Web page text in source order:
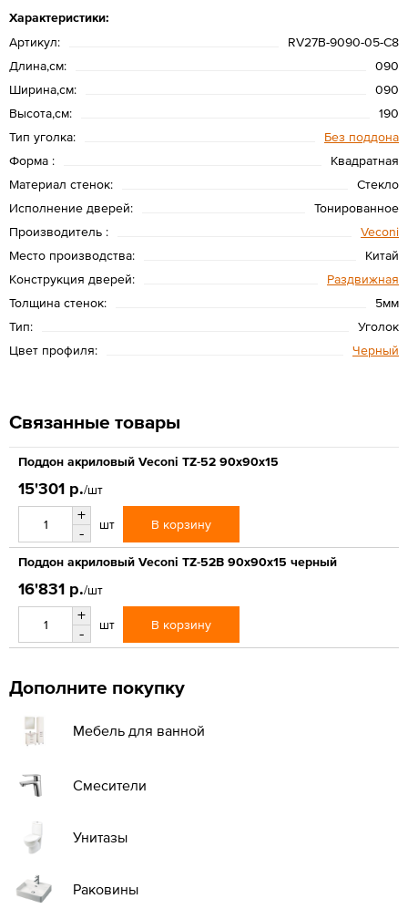
Характеристики:
Артикул:
RV27B-9090-05-C8
Длина,см:
090
Ширина,см:
090
Высота,см:
190
Тип уголка:
Без поддона
Форма :
Квадратная
Материал стенок:
Стекло
Исполнение дверей:
Тонированное
Производитель :
Veconi
Место производства:
Китай
Конструкция дверей:
Раздвижная
Толщина стенок:
5мм
Тип:
Уголок
Цвет профиля:
Черный
Связанные товары
Поддон акриловый Veconi TZ-52 90x90x15
15'301 р./шт
+
-
шт В корзину
Поддон акриловый Veconi TZ-52B 90x90x15 черный
16'831 р./шт
+
-
шт В корзину
Дополните покупку
Мебель для ванной
Смесители
Унитазы
Раковины